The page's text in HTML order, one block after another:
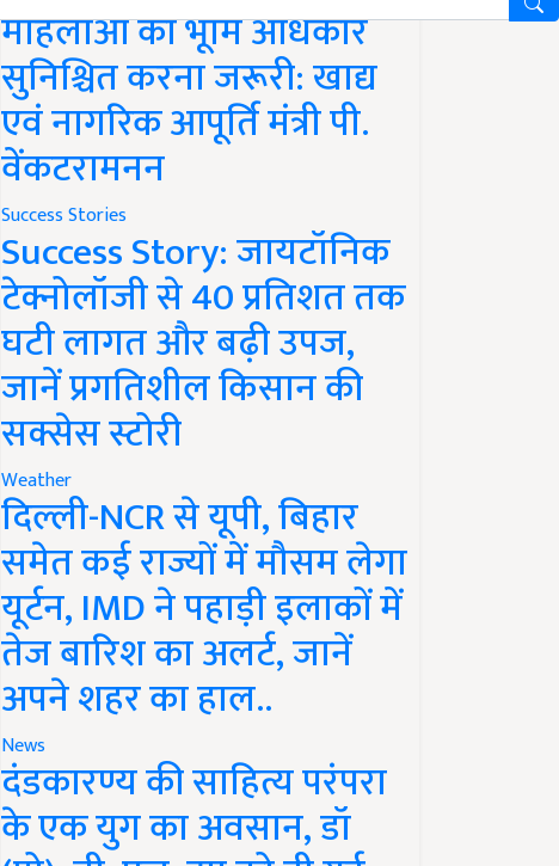
महिलाओं को भूमि अधिकार
सुनिश्चित करना जरूरी: खाद्य
एवं नागरिक आपूर्ति मंत्री पी.
वेंकटरामनन
Success Stories
Success Story: जायटॉनिक
टेक्नोलॉजी से 40 प्रतिशत तक
घटी लागत और बढ़ी उपज,
जानें प्रगतिशील किसान की
सक्सेस स्टोरी
Weather
दिल्ली-NCR से यूपी, बिहार
समेत कई राज्यों में मौसम लेगा
यूर्टन, IMD ने पहाड़ी इलाकों में
तेज बारिश का अलर्ट, जानें
अपने शहर का हाल..
News
दंडकारण्य की साहित्य परंपरा
के एक युग का अवसान, डॉ